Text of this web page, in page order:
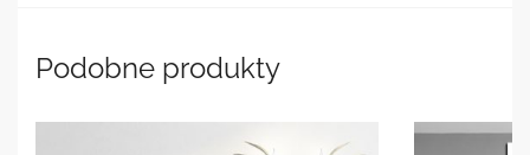
Podobne produkty